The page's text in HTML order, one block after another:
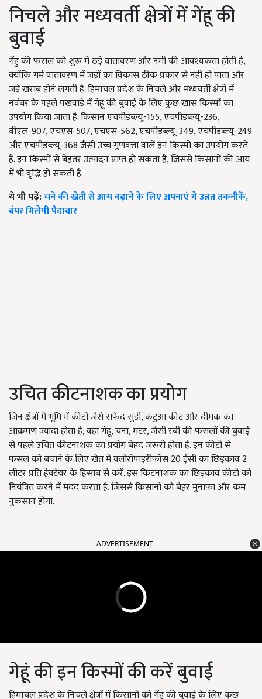
निचले और मध्यवर्ती क्षेत्रों में गेंहू की
बुवाई
गेंहु की फसल को शुरू में ठड़े वातावरण और नमी की आवश्यकता होती है,
क्योंकि गर्म वातावरण में जड़ों का विकास ठीक प्रकार से नहीं हो पाता और
जड़े खराब होने लगती हैं. हिमाचल प्रदेश के निचले और मध्यवर्ती क्षेत्रों में
नवंबर के पहले पखवाड़े में गेंहू की बुवाई के लिए कुछ खास किस्मों का
उपयोग किया जाता है. किसान एचपीडब्ल्यू-155, एचपीडब्ल्यू-236,
वीएल-907, एचएस-507, एचएस-562, एचपीडब्ल्यू-349, एचपीडब्ल्यू-249
और एचपीडब्ल्यू-368 जैसी उच्च गुणवत्ता वालें इन किस्मों का उपयोग करते
हैं. इन किस्मों से बेहतर उत्पादन प्राप्त हो सकता है, जिससे किसानों की आय
में भी वृद्धि हो सकती है.
ये भी पढ़ें:चने की खेती से आय बढ़ाने के लिए अपनाएं ये उन्नत तकनीकें,
बंपर मिलेगी पैदावार
उचित कीटनाशक का प्रयोग
जिन क्षेत्रों में भूमि में कीटों जैसे सफेद सुंडी, कटुआ कीट और दीमक का
आक्रमण ज्यादा होता है, वहा गेंहू, चना, मटर, जैसी रबी की फसलों की बुवाई
से पहले उचित कीटनाशक का प्रयोग बेहद जरूरी होता है. इन कीटों से
फसल को बचाने के लिए खेत में क्लोरोपाइरीफॉस 20 ईसी का छिड़काव 2
लीटर प्रति हेक्टेयर के हिसाब से करें. इस किटनाशक का छिड़काव कीटों को
नियंत्रित करने में मदद करता है. जिससे किसानों को बेहर मुनाफा और कम
नुकसान होगा.
ADVERTISEMENT
गेहूं की इन किस्मों की करें बुवाई
हिमाचल प्रदेश के निचले क्षेत्रों में किसानो को गेंहू की बुवाई के लिए कुछ